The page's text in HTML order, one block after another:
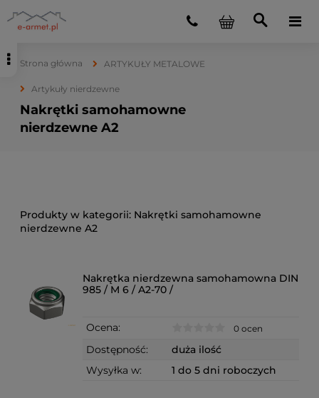
Strona główna ARTYKUŁY METALOWE
Artykuły nierdzewne
Nakrętki samohamowne
nierdzewne A2
Nakrętki samohamowne
nierdzewne A2
Nakrętka nierdzewna samohamowna DIN
985 / M 6 / A2-70 /
Ocena: 0 ocen
Dostępność:
duża ilość
Wysyłka w:
1 do 5 dni roboczych